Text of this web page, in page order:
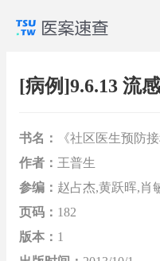
[病例]9.6.13 流
书名：
《社区医生预防
作者： 王普生
参编： 赵占杰,黄跃晖,肖
页码： 182
版本： 1